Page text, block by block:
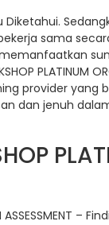
Diketahui.
sama
PLATINUM
provider yang
dan jenuh
–